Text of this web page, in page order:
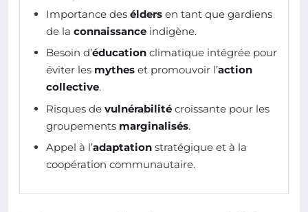
Importance des élders en tant que gardiens
de la connaissance indigène.
Besoin d’éducation climatique intégrée pour
éviter les mythes et promouvoir l’action
collective.
Risques de vulnérabilité croissante pour les
groupements marginalisés.
Appel à l’adaptation stratégique et à la
coopération communautaire.